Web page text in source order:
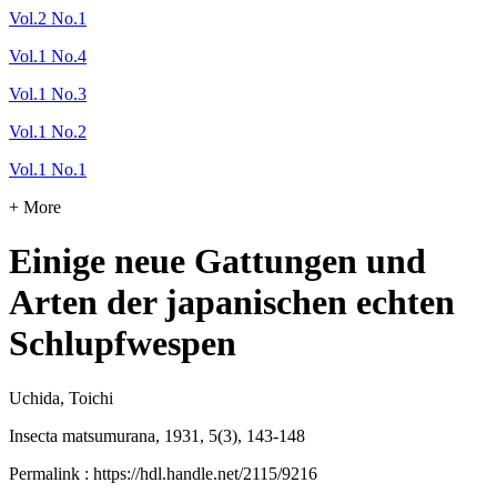
Vol.2 No.1
Vol.1 No.4
Vol.1 No.3
Vol.1 No.2
Vol.1 No.1
+ More
Einige neue Gattungen und
Arten der japanischen echten
Schlupfwespen
Uchida, Toichi
Insecta matsumurana, 1931, 5(3), 143-148
Permalink : https://hdl.handle.net/2115/9216